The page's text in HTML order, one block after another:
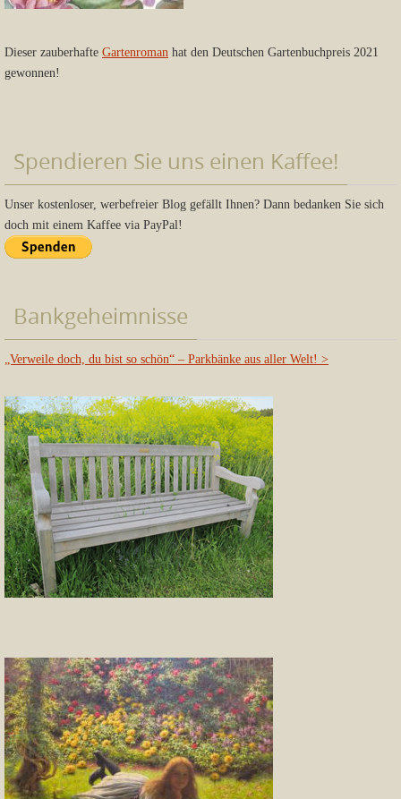
Dieser zauberhafte Gartenroman hat den Deutschen Gartenbuchpreis 2021
gewonnen!
Spendieren Sie uns einen Kaffee!
Unser kostenloser, werbefreier Blog gefällt Ihnen? Dann bedanken Sie sich
doch mit einem Kaffee via PayPal!
Bankgeheimnisse
„Verweile doch, du bist so schön“ – Parkbänke aus aller Welt! >